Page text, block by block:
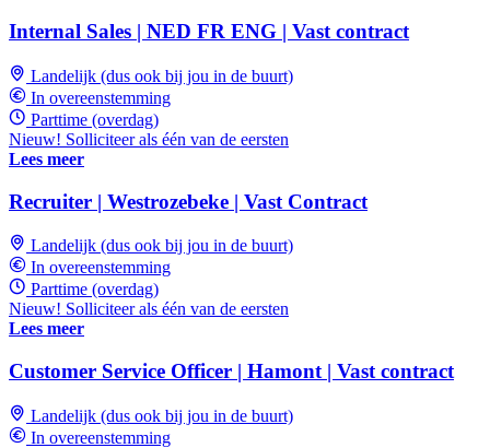
Internal Sales | NED FR ENG | Vast contract
Landelijk (dus ook bij jou in de buurt)
In overeenstemming
Parttime (overdag)
Nieuw! Solliciteer als één van de eersten
Lees meer
Recruiter | Westrozebeke | Vast Contract
Landelijk (dus ook bij jou in de buurt)
In overeenstemming
Parttime (overdag)
Nieuw! Solliciteer als één van de eersten
Lees meer
Customer Service Officer | Hamont | Vast contract
Landelijk (dus ook bij jou in de buurt)
In overeenstemming